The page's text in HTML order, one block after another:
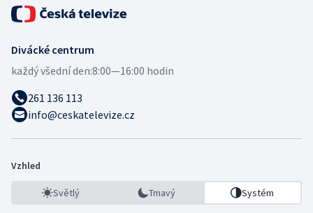
Divácké centrum
každý všední den:8:00—16:00 hodin
261 136 113
info@ceskatelevize.cz
Vzhled
Světlý Tmavý Systém